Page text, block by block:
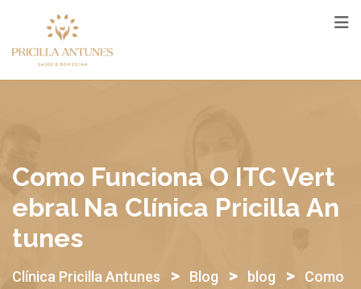
content
Como Funciona O ITC Vert
Ebral Na Clínica Pricilla An
Tunes
Clínica Pricilla Antunes > Blog > blog >
Como